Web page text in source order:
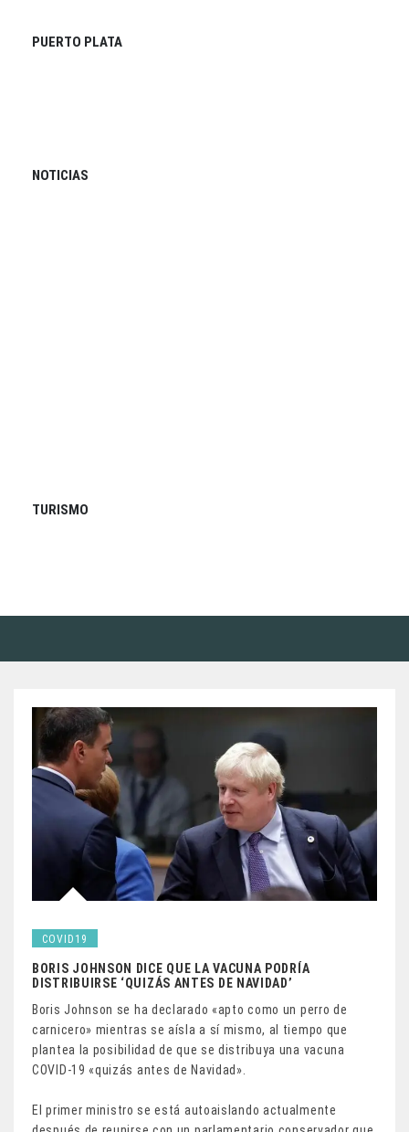
PUERTO PLATA
NOTICIAS
TURISMO
COVID19
BORIS JOHNSON DICE QUE LA VACUNA PODRÍA
DISTRIBUIRSE ‘QUIZÁS ANTES DE NAVIDAD’
Boris Johnson se ha declarado «apto como un perro de
carnicero» mientras se aísla a sí mismo, al tiempo que
plantea la posibilidad de que se distribuya una vacuna
COVID-19 «quizás antes de Navidad».
El primer ministro se está autoaislando actualmente